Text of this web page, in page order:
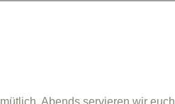
Abends servieren wir euch